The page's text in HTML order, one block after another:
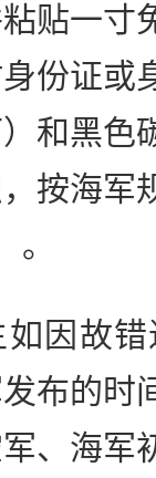
贴一寸
份证或
和黑色
按海军
。
故错
布的时
、海军